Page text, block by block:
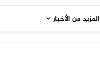
المزيد من الأخبار